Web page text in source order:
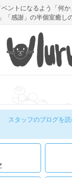
ントになるよう「何
「感謝」の半個室癒し
スタッフのブログを読